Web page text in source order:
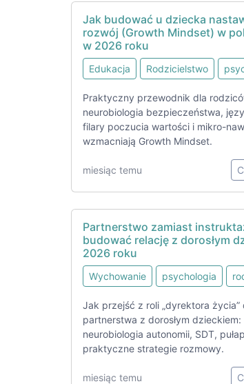
Jak budować u dziecka
rozwój (Growth Mindset) w
w 2026 roku
Edukacja Rodzicielstwo
Praktyczny przewodnik dla
neurobiologia bezpieczeństwa,
filary poczucia wartości i mikro-
wzmacniają Growth Mindset.
miesiąc temu
Partnerstwo zamiast
budować relację z dorosłym
2026 roku
Wychowanie psychologia
Jak przejść z roli „dyrektora życia”
partnerstwa z dorosłym dzieckiem:
neurobiologia autonomii, SDT,
praktyczne strategie rozmowy.
miesiąc temu